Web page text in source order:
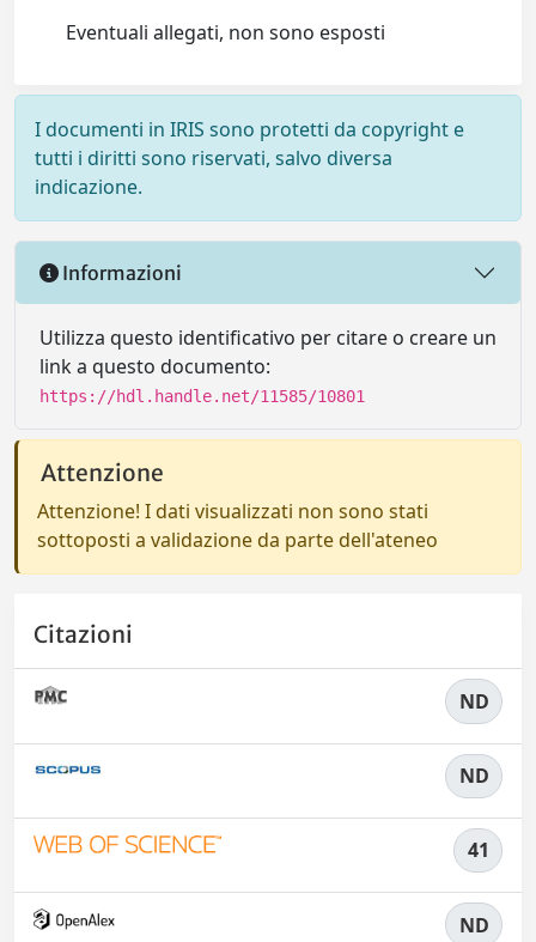
Eventuali allegati, non sono esposti
I documenti in IRIS sono protetti da copyright e
tutti i diritti sono riservati, salvo diversa
indicazione.
Informazioni
Utilizza questo identificativo per citare o creare un
link a questo documento:
https://hdl.handle.net/11585/10801
Attenzione
Attenzione! I dati visualizzati non sono stati
sottoposti a validazione da parte dell'ateneo
Citazioni
ND
ND
41
ND